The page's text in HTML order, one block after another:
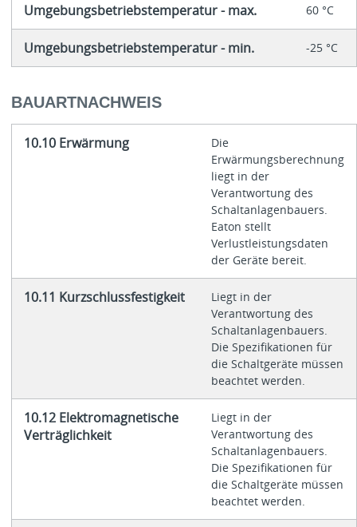
Umgebungsbetriebstemperatur - max. 60 °C
Umgebungsbetriebstemperatur - min. -25 °C
BAUARTNACHWEIS
10.10 Erwärmung
Die
Erwärmungsberechnung
liegt in der
Verantwortung des
Schaltanlagenbauers.
Eaton stellt
Verlustleistungsdaten
der Geräte bereit.
10.11 Kurzschlussfestigkeit
Liegt in der
Verantwortung des
Schaltanlagenbauers.
Die Spezifikationen für
die Schaltgeräte müssen
beachtet werden.
10.12 Elektromagnetische
Verträglichkeit
Liegt in der
Verantwortung des
Schaltanlagenbauers.
Die Spezifikationen für
die Schaltgeräte müssen
beachtet werden.